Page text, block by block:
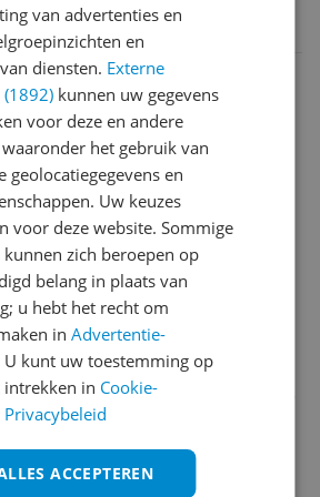
zeer klantonvrindelijke en
zorgt ervoor dat ik in de
een aankoop zal doen van dit
van zeer slechte kwaliteit is.
en wil je graag je mening
met het schrijven van je
de details duurt het schrijven
tussen de 3 en 10 minuten.
je andere bezoekers een betere
je iedere maand kans op
de actievoorwaarden.
van advertenties en
en
diensten. Externe
(1892) kunnen uw gegevens
voor deze en andere
het gebruik van
geolocatiegegevens en
Uw keuzes
voor deze website. Sommige
kunnen zich beroepen op
belang in plaats van
u hebt het recht om
inAdvertentie-
U kunt uw toestemming op
in Cookie-
Privacybeleid
ACCEPTEREN